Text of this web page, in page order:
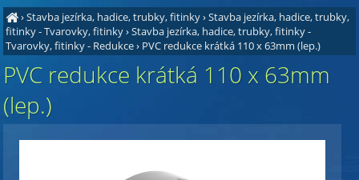
›Stavba jezírka, hadice, trubky, fitinky›Stavba jezírka, hadice, trubky,
fitinky - Tvarovky, fitinky›Stavba jezírka, hadice, trubky, fitinky -
Tvarovky, fitinky - Redukce› PVC redukce krátká 110 x 63mm (lep.)
PVC redukce krátká 110 x 63mm
(lep.)